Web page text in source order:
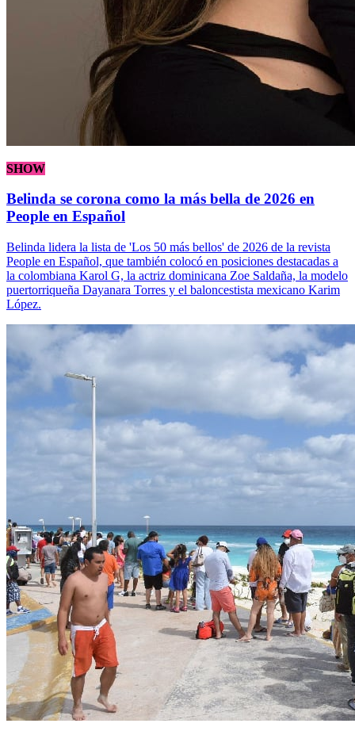
SHOW
Belinda se corona como la más bella de 2026 en
People en Español
Belinda lidera la lista de 'Los 50 más bellos' de 2026 de la revista
People en Español, que también colocó en posiciones destacadas a
la colombiana Karol G, la actriz dominicana Zoe Saldaña, la modelo
puertorriqueña Dayanara Torres y el baloncestista mexicano Karim
López.